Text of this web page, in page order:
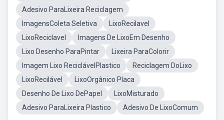
Adesivo ParaLixeira Reciclagem
ImagensColeta Seletiva
LixoRecilavel
LixoReciclavel
Imagens De LixoEm Desenho
Lixo Desenho ParaPintar
Lixeira ParaColorir
Imagem Lixo ReciclávelPlastico
Reciclagem DoLixo
LixoRecilável
LixoOrgânico Placa
Desenho De Lixo DePapel
LixoMisturado
Adesivo ParaLixeira Plastico
Adesivo De LixoComum